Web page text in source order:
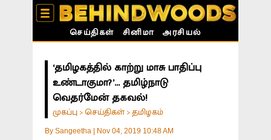
செய்திகள் சினிமா அரசியல்
‘தமிழகத்தில் காற்று மாசு பாதிப்பு
உண்டாகுமா?’... தமிழ்நாடு
வெதர்மேன் தகவல்!
முகப்பு >செய்திகள் >தமிழகம்
By Sangeetha Nov 04, 2019 10:48 AM